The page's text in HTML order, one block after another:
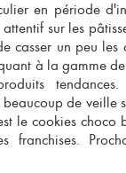
en période
sur les
casser un peu
à la gamme
de veille
le cookies
franchises.